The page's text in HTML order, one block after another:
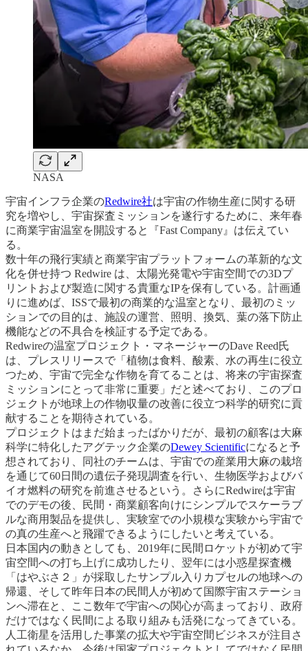
NASA
宇宙インフラ企業のRedwire社は宇宙の作物生産に関する研
究を増やし、宇宙探査ミッションを遂行するために、来年春
に商業宇宙温室を開設すると『Fast Company』は伝えてい
る。
数十年の飛行実績と商業宇宙プラットフォームの革新的な文
化を併せ持つ Redwire は、太陽光発電や宇宙空間での3Dプ
リントおよび製造に関する貴重なIPを保有している。計画通
りに進めば、ISSで最初の商業的な温室となり、最初のミッ
ションでの目的は、施設の運営、照明、換気、葉の落下防止
機能などの不具合を検証する予定である。
Redwireの温室プロジェクト・マネージャーのDave Reed氏
は、プレスリリースで「植物は食料、酸素、水の再生に役立
つため、宇宙で完全な作物を育てることは、将来の宇宙探査
ミッションにとって非常に重要」だと述べており、このプロ
ジェクトが地球上の作物収量の改善に役立つ科学的研究に貢
献することを期待されている。
プロジェクトはまだ始まったばかりだが、最初の顧客は大麻
科学に特化したアグテック企業のDewey Scientificになると予
想されており、同社のチームは、宇宙での産業用大麻の栽培
を通じて60日間の遺伝子発現調査を行い、生物医学およびバ
イオ燃料の研究を前進させるという。さらにRedwireは宇宙
でのデモの後、民間・商業顧客向けにシンプルでスケーラブ
ルな商用製品を提供し、実験室での小規模な実験から宇宙で
の真の生産へと飛躍できるようにしたいと考えている。
日本国内の動きとしても、2019年に民間ロケットが初めて宇
宙空間への打ち上げに成功したり、翌年には小惑星探査機
「はやぶさ２」が採取したサンプル入りカプセルの地球への
帰還、そして昨年日本の民間人が初めて国際宇宙ステーショ
ンへ滞在と、ここ数年で宇宙への関心が高まっており、政府
だけではなく民間による取り組みも活発になってきている。
人工衛星を活用した事業の拡大や宇宙空間ビジネスが注目さ